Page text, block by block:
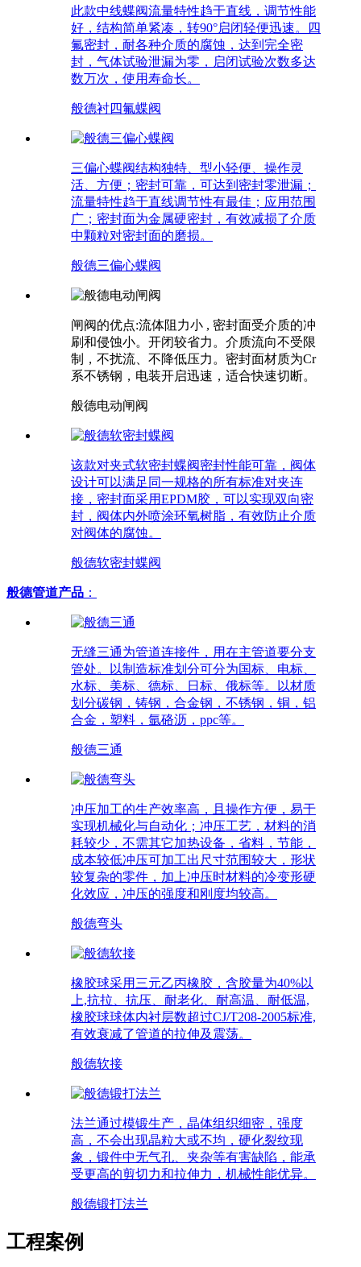
此款中线蝶阀流量特性趋于直线，调节性能
好，结构简单紧凑，转90°启闭轻便迅速。四
氟密封，耐各种介质的腐蚀，达到完全密
封，气体试验泄漏为零，启闭试验次数多达
数万次，使用寿命长。
般德衬四氟蝶阀
三偏心蝶阀结构独特、型小轻便、操作灵
活、方便；密封可靠，可达到密封零泄漏；
流量特性趋于直线调节性有最佳；应用范围
广；密封面为金属硬密封，有效减损了介质
中颗粒对密封面的磨损。
般德三偏心蝶阀
闸阀的优点:流体阻力小 , 密封面受介质的冲
刷和侵蚀小。开闭较省力。介质流向不受限
制，不扰流、不降低压力。密封面材质为Cr
系不锈钢，电装开启迅速，适合快速切断。
般德电动闸阀
该款对夹式软密封蝶阀密封性能可靠，阀体
设计可以满足同一规格的所有标准对夹连
接，密封面采用EPDM胶，可以实现双向密
封，阀体内外喷涂环氧树脂，有效防止介质
对阀体的腐蚀。
般德软密封蝶阀
般德管道产品 ：
无缝三通为管道连接件，用在主管道要分支
管处。以制造标准划分可分为国标、电标、
水标、美标、德标、日标、俄标等。以材质
划分碳钢，铸钢，合金钢，不锈钢，铜，铝
合金，塑料，氩硌沥，ppc等。
般德三通
冲压加工的生产效率高，且操作方便，易于
实现机械化与自动化；冲压工艺，材料的消
耗较少，不需其它加热设备，省料，节能，
成本较低冲压可加工出尺寸范围较大，形状
较复杂的零件，加上冲压时材料的冷变形硬
化效应，冲压的强度和刚度均较高。
般德弯头
橡胶球采用三元乙丙橡胶，含胶量为40%以
上,抗拉、抗压、耐老化、耐高温、耐低温,
橡胶球球体内衬层数超过CJ/T208-2005标准,
有效衰减了管道的拉伸及震荡。
般德软接
法兰通过模锻生产，晶体组织细密，强度
高，不会出现晶粒大或不均，硬化裂纹现
象，锻件中无气孔、夹杂等有害缺陷，能承
受更高的剪切力和拉伸力，机械性能优异。
般德锻打法兰
工程案例